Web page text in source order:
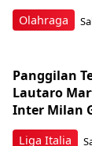
Olahraga
Liga Italia
Panggilan
Lautaro
Inter Milan